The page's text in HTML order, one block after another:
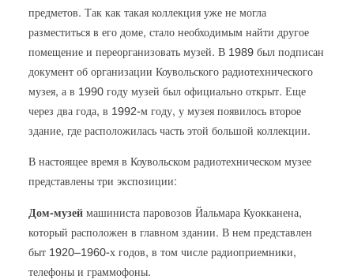
предметов. Так как такая коллекция уже не могла
разместиться в его доме, стало необходимым найти другое
помещение и переорганизовать музей. В 1989 был подписан
документ об организации Коувольского радиотехнического
музея, а в 1990 году музей был официально открыт. Еще
через два года, в 1992-м году, у музея появилось второе
здание, где расположилась часть этой большой коллекции.
В настоящее время в Коувольском радиотехническом музее
представлены три экспозиции:
Дом-музей машиниста паровозов Йальмара Куокканена,
который расположен в главном здании. В нем представлен
быт 1920–1960-х годов, в том числе радиоприемники,
телефоны и граммофоны.